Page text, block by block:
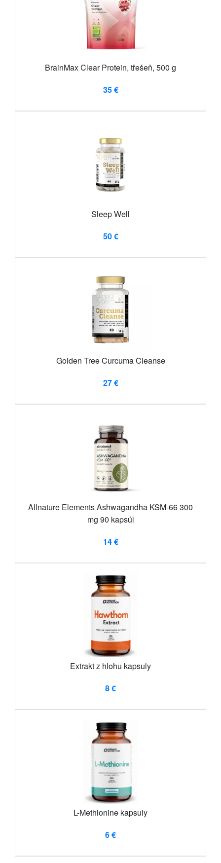
BrainMax Clear Protein, třešeň, 500 g
35 €
Sleep Well
50 €
Golden Tree Curcuma Cleanse
27 €
Allnature Elements Ashwagandha KSM-66 300
mg 90 kapsúl
14 €
Extrakt z hlohu kapsuly
8 €
L-Methionine kapsuly
6 €